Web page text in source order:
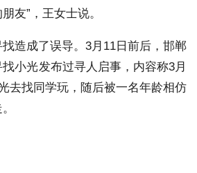
友”，王女士说。
造成了误导。3月11日前后，邯郸
小光发布过寻人启事，内容称3月
去找同学玩，随后被一名年龄相仿